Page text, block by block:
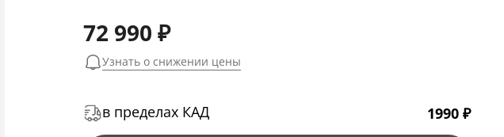
72 990 ₽
Узнать о снижении цены
в пределах КАД 1990 ₽